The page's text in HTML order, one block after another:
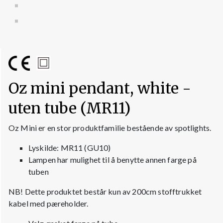
Oz mini pendant, white -
uten tube (MR11)
Oz Mini er en stor produktfamilie bestående av spotlights.
Lyskilde: MR11 (GU10)
Lampen har mulighet til å benytte annen farge på
tuben
NB! Dette produktet består kun av 200cm stofftrukket
kabel med pæreholder.